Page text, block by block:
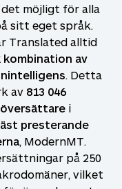
möjligt för alla
sitt eget språk.
Translated alltid
av
. Detta
av 813 046
i
presterande
, ModernMT.
på 250
vilket